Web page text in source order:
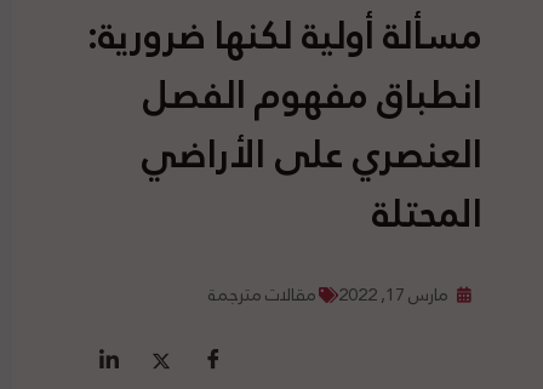
مسألة أولية لكنها ضرورية:
انطباق مفهوم الفصل
العنصري على الأراضي
المحتلة
مارس 17, 2022 مقالات مترجمة